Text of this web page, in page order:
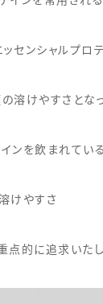
センシャルプロ
溶けやすさとなっ
ンを飲まれてい
けやすさ
点的に追求いたし